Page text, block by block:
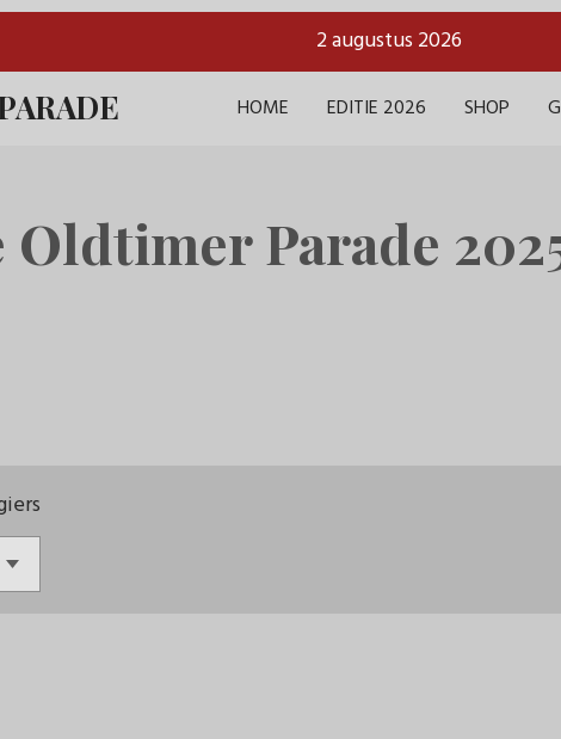
2 augustus 2026
HOME EDITIE 2026 SHOP
Oldtimer Parade